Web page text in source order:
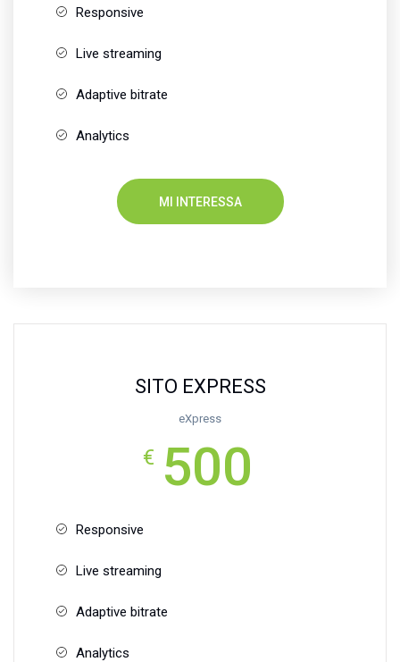
Responsive
Live streaming
Adaptive bitrate
Analytics
MI INTERESSA
SITO EXPRESS
eXpress
€ 500
Responsive
Live streaming
Adaptive bitrate
Analytics